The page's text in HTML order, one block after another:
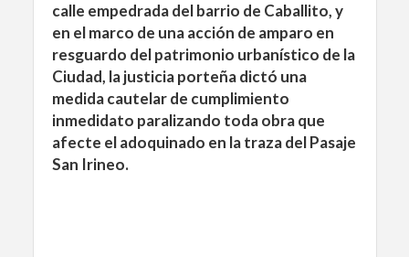
calle empedrada del barrio de Caballito, y
en el marco de una acción de amparo en
resguardo del patrimonio urbanístico de la
Ciudad, la justicia porteña dictó una
medida cautelar de cumplimiento
inmedidato paralizando toda obra que
afecte el adoquinado en la traza del Pasaje
San Irineo.